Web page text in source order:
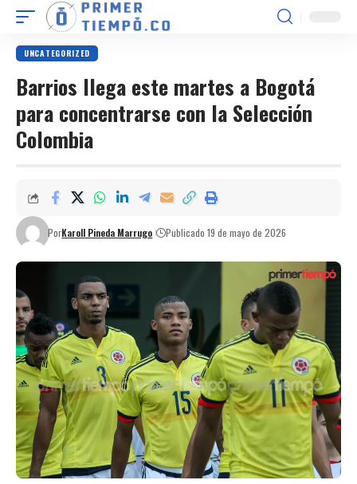
UNCATEGORIZED
Barrios llega este martes a Bogotá
para concentrarse con la Selección
Colombia
PorKaroll Pineda Marrugo Publicado 19 de mayo de 2026